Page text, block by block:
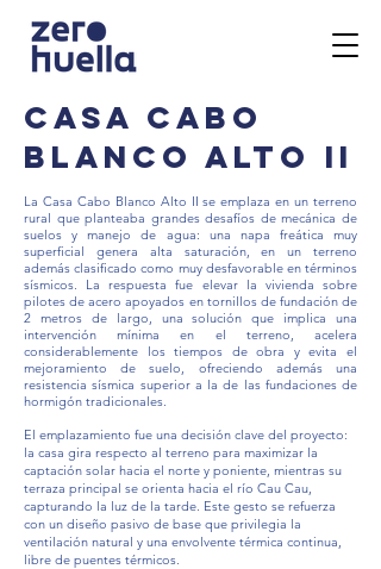
casa cabo
blanco alto ii
La Casa Cabo Blanco Alto II se emplaza en un terreno
rural que planteaba grandes desafíos de mecánica de
suelos y manejo de agua: una napa freática muy
superficial genera alta saturación, en un terreno
además clasificado como muy desfavorable en términos
sísmicos. La respuesta fue elevar la vivienda sobre
pilotes de acero apoyados en tornillos de fundación de
2 metros de largo, una solución que implica una
intervención mínima en el terreno, acelera
considerablemente los tiempos de obra y evita el
mejoramiento de suelo, ofreciendo además una
resistencia sísmica superior a la de las fundaciones de
hormigón tradicionales.
El emplazamiento fue una decisión clave del proyecto:
la casa gira respecto al terreno para maximizar la
captación solar hacia el norte y poniente, mientras su
terraza principal se orienta hacia el río Cau Cau,
capturando la luz de la tarde. Este gesto se refuerza
con un diseño pasivo de base que privilegia la
ventilación natural y una envolvente térmica continua,
libre de puentes térmicos.